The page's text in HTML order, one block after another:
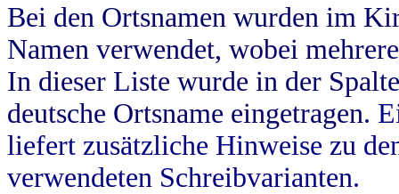
Bei den Ortsnamen wurden im
Namen verwendet, wobei
In dieser Liste wurde in der
deutsche Ortsname eingetragen.
liefert zusätzliche Hinweise zu
verwendeten Schreibvarianten.